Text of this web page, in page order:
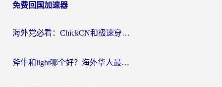
导
免费回国加速器
海外党必看：ChickCN和极速穿梭VPN好用吗？3招教你选对回国加速器无缝刷国内资源
斧牛和light哪个好？海外华人最关心的回国加速器选择难题，一篇讲透